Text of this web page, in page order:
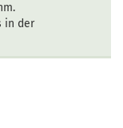
in der